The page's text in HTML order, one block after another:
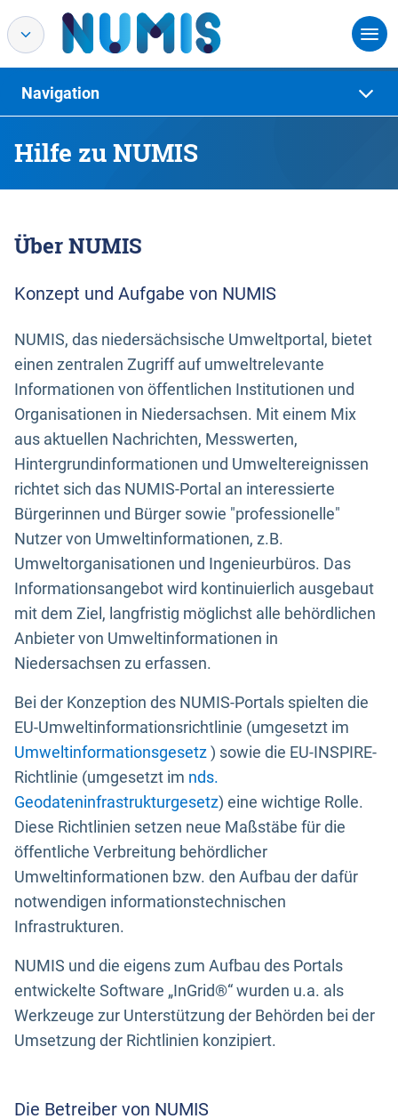
Hilfe zu NUMIS
Navigation
Über NUMIS
Konzept und Aufgabe von NUMIS
NUMIS, das niedersächsische Umweltportal, bietet
einen zentralen Zugriff auf umweltrelevante
Informationen von öffentlichen Institutionen und
Organisationen in Niedersachsen. Mit einem Mix
aus aktuellen Nachrichten, Messwerten,
Hintergrundinformationen und Umweltereignissen
richtet sich das NUMIS-Portal an interessierte
Bürgerinnen und Bürger sowie "professionelle"
Nutzer von Umweltinformationen, z.B.
Umweltorganisationen und Ingenieurbüros. Das
Informationsangebot wird kontinuierlich ausgebaut
mit dem Ziel, langfristig möglichst alle behördlichen
Anbieter von Umweltinformationen in
Niedersachsen zu erfassen.
Bei der Konzeption des NUMIS-Portals spielten die
EU-Umweltinformationsrichtlinie (umgesetzt im
Umweltinformationsgesetz) sowie die EU-INSPIRE-
Richtlinie (umgesetzt im nds.
Geodateninfrastrukturgesetz) eine wichtige Rolle.
Diese Richtlinien setzen neue Maßstäbe für die
öffentliche Verbreitung behördlicher
Umweltinformationen bzw. den Aufbau der dafür
notwendigen informationstechnischen
Infrastrukturen.
NUMIS und die eigens zum Aufbau des Portals
entwickelte Software „InGrid®“ wurden u.a. als
Werkzeuge zur Unterstützung der Behörden bei der
Umsetzung der Richtlinien konzipiert.
Die Betreiber von NUMIS